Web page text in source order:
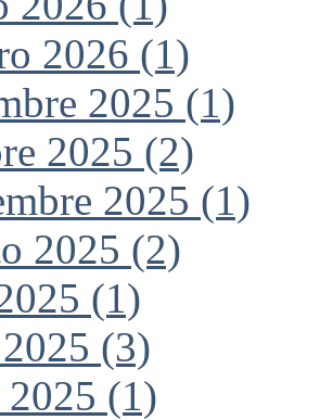
2026 (1)
2025 (1)
2025 (2)
2025 (1)
2025 (2)
(1)
(3)
(1)